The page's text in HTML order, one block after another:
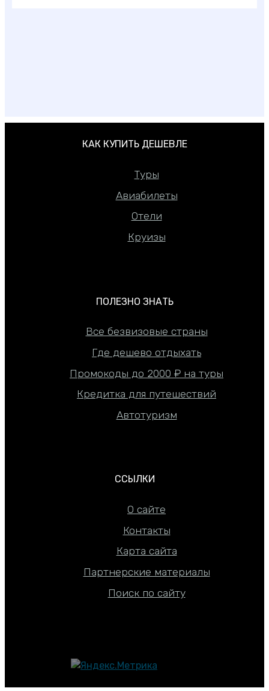
КАК КУПИТЬ ДЕШЕВЛЕ
Туры
Авиабилеты
Отели
Круизы
ПОЛЕЗНО ЗНАТЬ
Все безвизовые страны
Где дешево отдыхать
Промокоды до 2000 ₽ на туры
Кредитка для путешествий
Автотуризм
ССЫЛКИ
О сайте
Контакты
Карта сайта
Партнерские материалы
Поиск по сайту